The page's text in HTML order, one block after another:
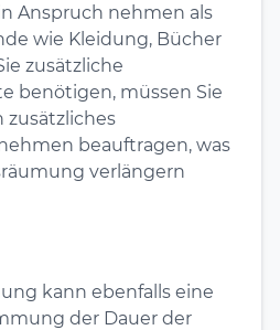
Anspruch nehmen als
wie Kleidung, Bücher
zusätzliche
benötigen, müssen Sie
zusätzliches
beauftragen, was
verlängern
kann ebenfalls eine
der Dauer der